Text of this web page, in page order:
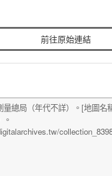
前往原始連結